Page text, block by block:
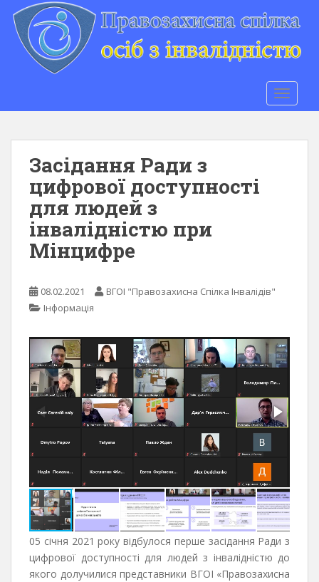
Засідання Ради з
цифрової доступності
для людей з
інвалідністю при
Мінцифре
08.02.2021
ВГОІ "Правозахисна Спілка Інвалідів"
Інформація
05 січня 2021 року відбулося перше засідання Ради з
цифрової доступності для людей з інвалідністю до
якого долучилися представники ВГОІ «Правозахисна